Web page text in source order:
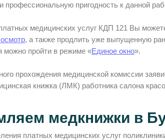
профессиональную пригодность к данной
медицинских услуг КДП 121 Вы
, а также продлить уже выпущенную
можно пройти в режиме «Единое окно».
прохождения медицинской комиссии
книжка (ЛМК) работника салона
медкнижки в
платных медицинских услуг